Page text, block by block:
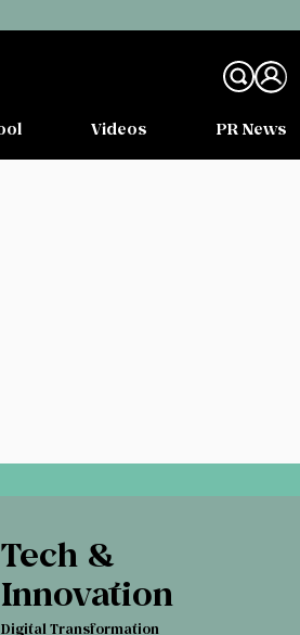
Videos PR News
Tech &
Innovation
Digital Transformation